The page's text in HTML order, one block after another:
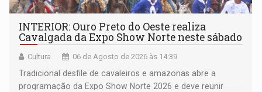
INTERIOR: Ouro Preto do Oeste realiza
Cavalgada da Expo Show Norte neste sábado
Cultura 06 de Agosto de 2026 às 14:39
Tradicional desfile de cavaleiros e amazonas abre a
programação da Expo Show Norte 2026 e deve reunir